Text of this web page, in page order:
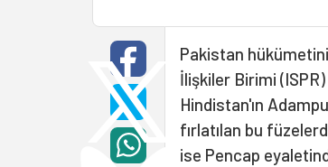
Pakistan
İlişkiler Birimi
Hindistan'ın
fırlatılan bu
ise Pencap